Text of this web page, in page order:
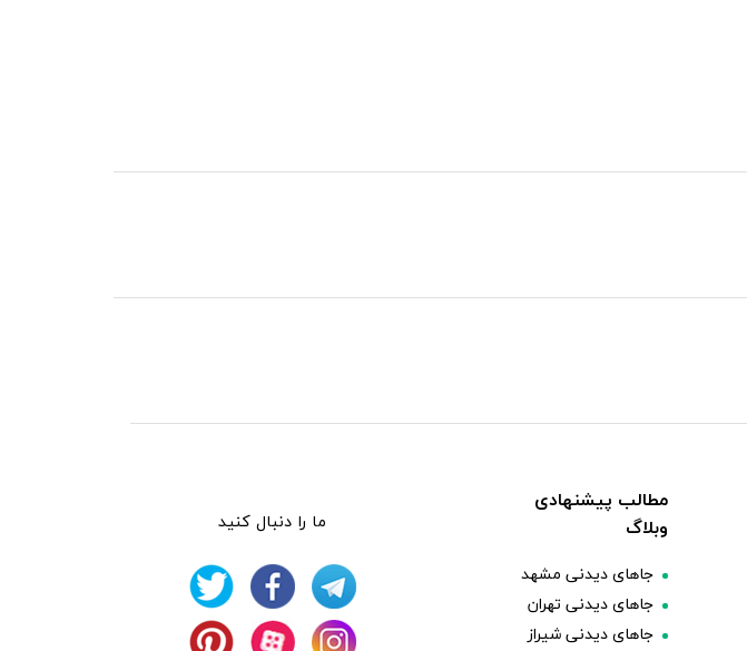
مطالب پیشنهادی
وبلاگ
جاهای دیدنی مشهد
جاهای دیدنی تهران
جاهای دیدنی شیراز
ما را دنبال کنید